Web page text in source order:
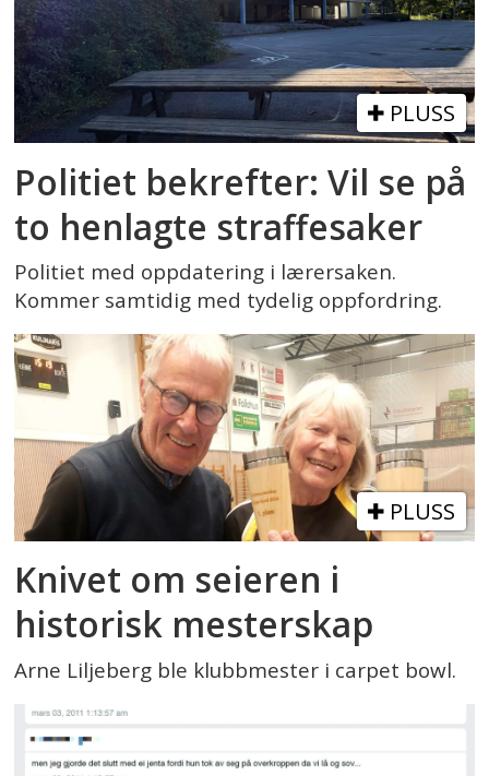
PLUSS
Politiet bekrefter: Vil se på
to henlagte straffesaker
Politiet med oppdatering i lærersaken.
Kommer samtidig med tydelig oppfordring.
PLUSS
Knivet om seieren i
historisk mesterskap
Arne Liljeberg ble klubbmester i carpet bowl.